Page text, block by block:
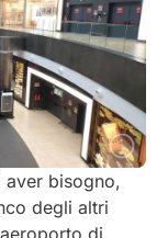
bisogno,
degli altri
di